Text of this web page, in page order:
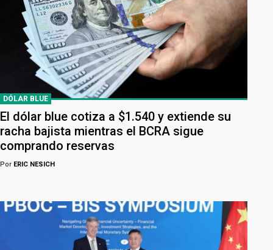
DÓLAR BLUE
El dólar blue cotiza a $1.540 y extiende su
racha bajista mientras el BCRA sigue
comprando reservas
Por ERIC NESICH